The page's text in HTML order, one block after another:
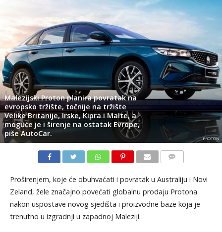
Malezijski Proton planira povratak na
evropsko tržište, točnije na tržište
Velike Britanije, Irske, Kipra i Malte, a
moguće je i širenje na ostatak Evrope,
piše AutoCar.
PROTON
Proširenjem, koje će obuhvaćati i povratak u Australiju i Novi
Zeland, žele značajno povećati globalnu prodaju Protona
nakon uspostave novog sjedišta i proizvodne baze koja je
trenutno u izgradnji u zapadnoj Maleziji.